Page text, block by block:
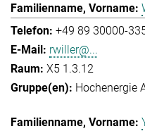
+49 89 30000-
rwiller@...
X5 1.3.12
Hochenergie